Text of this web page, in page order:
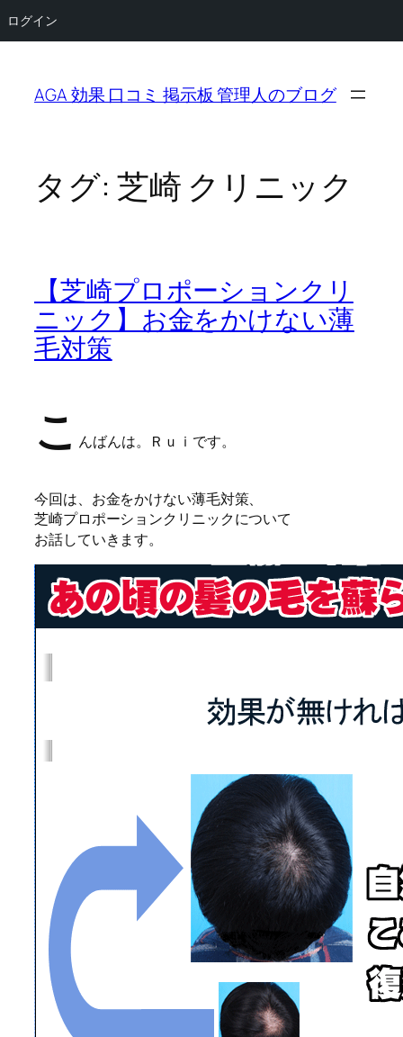
ログイン
AGA 効果 口コミ 掲示板 管理人のブログ
タグ: 芝崎 クリニック
【芝崎プロポーションクリ
ニック】お金をかけない薄
毛対策
こ んばんは。Ｒｕｉです。
今回は、お金をかけない薄毛対策、
芝崎プロポーションクリニックについて
お話していきます。